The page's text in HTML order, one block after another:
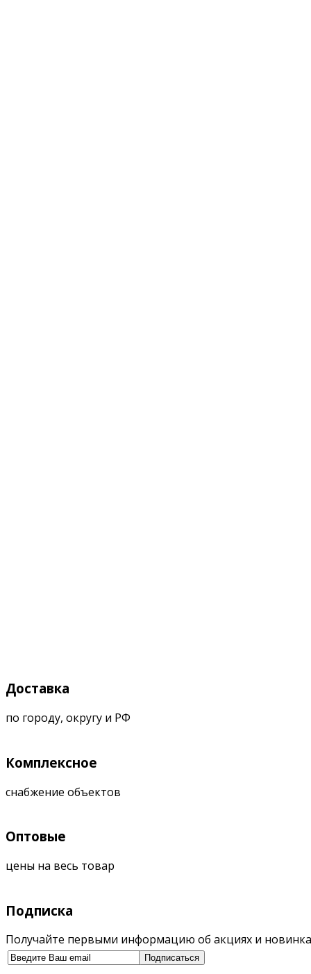
Доставка
по городу, округу и РФ
Комплексное
снабжение объектов
Оптовые
цены на весь товар
Подписка
Получайте первыми информацию об акциях и